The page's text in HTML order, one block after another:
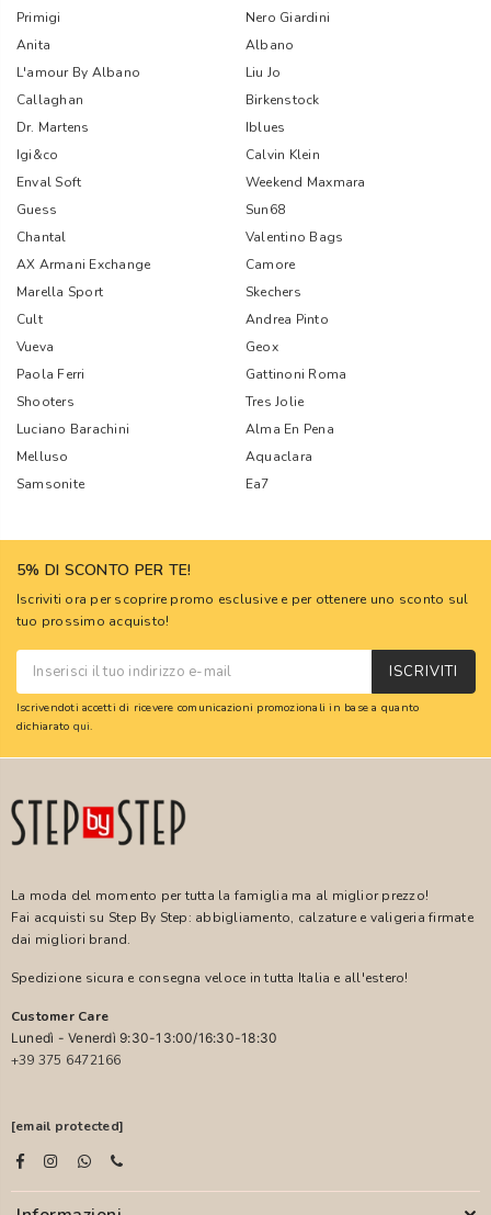
Primigi
Nero Giardini
Anita
Albano
L'amour By Albano
Liu Jo
Callaghan
Birkenstock
Dr. Martens
Iblues
Igi&co
Calvin Klein
Enval Soft
Weekend Maxmara
Guess
Sun68
Chantal
Valentino Bags
AX Armani Exchange
Camore
Marella Sport
Skechers
Cult
Andrea Pinto
Vueva
Geox
Paola Ferri
Gattinoni Roma
Shooters
Tres Jolie
Luciano Barachini
Alma En Pena
Melluso
Aquaclara
Samsonite
Ea7
5% DI SCONTO PER TE!
Iscriviti ora per scoprire promo esclusive e per ottenere uno sconto sul
tuo prossimo acquisto!
ISCRIVITI
Iscrivendoti accetti di ricevere comunicazioni promozionali in base a quanto
dichiarato qui.
La moda del momento per tutta la famiglia ma al miglior prezzo!
Fai acquisti su Step By Step: abbigliamento, calzature e valigeria firmate
dai migliori brand.
Spedizione sicura e consegna veloce in tutta Italia e all'estero!
Customer Care
Lunedì - Venerdì 9:30-13:00/16:30-18:30
+39 375 6472166
[email protected]